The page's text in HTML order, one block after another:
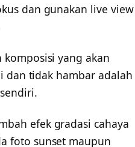
dan gunakan live view
komposisi yang akan
dan tidak hambar adalah
efek gradasi cahaya
foto sunset maupun